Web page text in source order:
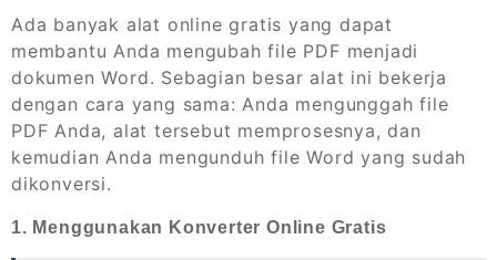
Ada banyak alat online gratis yang dapat
membantu Anda mengubah file PDF menjadi
dokumen Word. Sebagian besar alat ini bekerja
dengan cara yang sama: Anda mengunggah file
PDF Anda, alat tersebut memprosesnya, dan
kemudian Anda mengunduh file Word yang sudah
dikonversi.
1. Menggunakan Konverter Online Gratis